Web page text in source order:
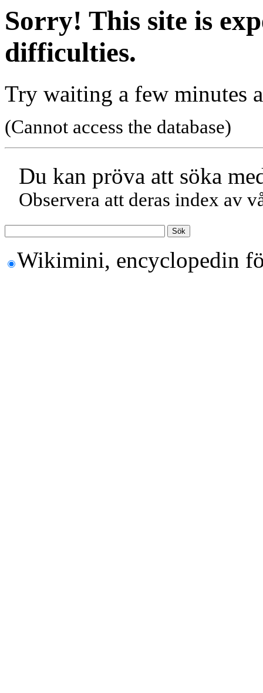
Sorry! This site is
difficulties.
Try waiting a few minutes
(Cannot access the database)
Du kan pröva att söka
Observera att deras index av
Wikimini, encyclopedin